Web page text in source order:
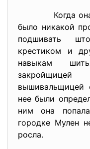
Когда она
было никакой
подшивать
крестиком и
навыкам
вышивальщицей
нее были
ним она
городке Мулен
росла.